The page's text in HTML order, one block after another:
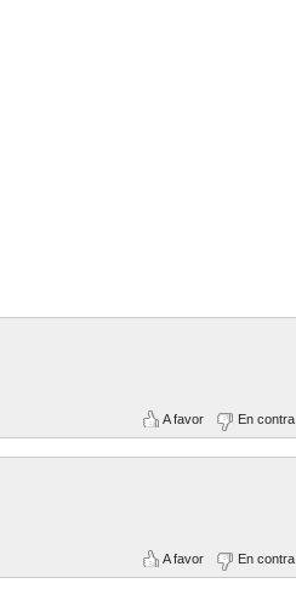
A favor En contra
A favor En contra